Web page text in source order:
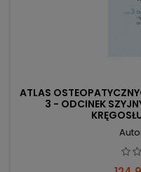
ATLAS
3 - ODCINEK